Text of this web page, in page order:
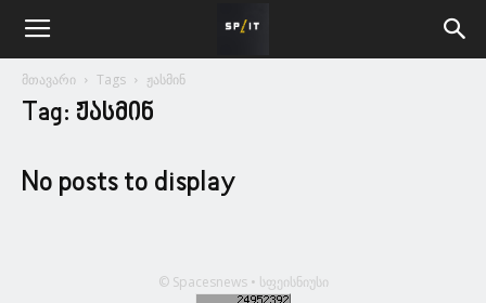
მთავარი Tags ჟასმინ
Tag: ჟასმინ
No posts to display
© Spacesnews • სფეისნიუსი